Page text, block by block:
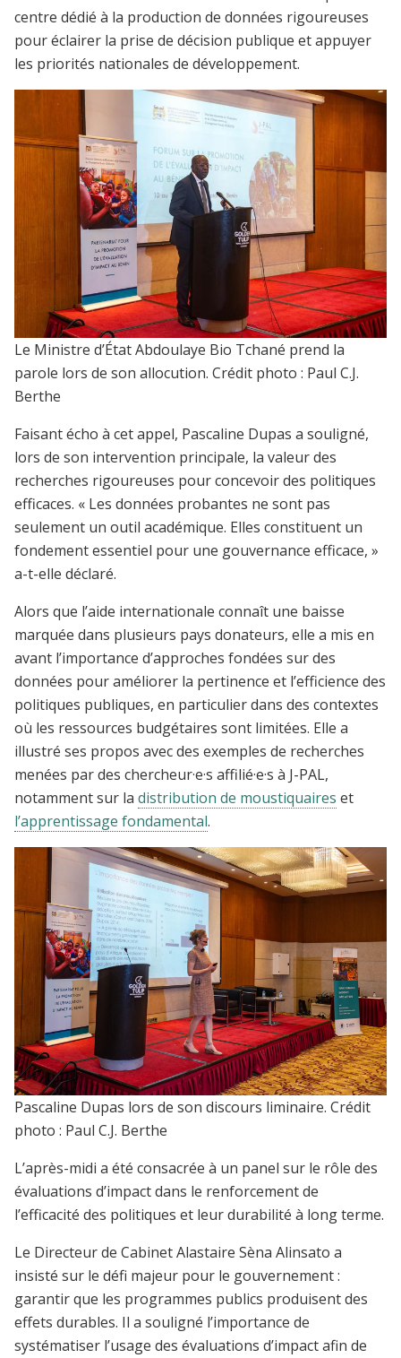
centre dédié à la production de données rigoureuses
pour éclairer la prise de décision publique et appuyer
les priorités nationales de développement.
Le Ministre d’État Abdoulaye Bio Tchané prend la
parole lors de son allocution. Crédit photo : Paul C.J.
Berthe
Faisant écho à cet appel, Pascaline Dupas a souligné,
lors de son intervention principale, la valeur des
recherches rigoureuses pour concevoir des politiques
efficaces. « Les données probantes ne sont pas
seulement un outil académique. Elles constituent un
fondement essentiel pour une gouvernance efficace, »
a-t-elle déclaré.
Alors que l’aide internationale connaît une baisse
marquée dans plusieurs pays donateurs, elle a mis en
avant l’importance d’approches fondées sur des
données pour améliorer la pertinence et l’efficience des
politiques publiques, en particulier dans des contextes
où les ressources budgétaires sont limitées. Elle a
illustré ses propos avec des exemples de recherches
menées par des chercheur·e·s affilié·e·s à J-PAL,
notamment sur la distribution de moustiquaires et
l’apprentissage fondamental.
Pascaline Dupas lors de son discours liminaire. Crédit
photo : Paul C.J. Berthe
L’après-midi a été consacrée à un panel sur le rôle des
évaluations d’impact dans le renforcement de
l’efficacité des politiques et leur durabilité à long terme.
Le Directeur de Cabinet Alastaire Sèna Alinsato a
insisté sur le défi majeur pour le gouvernement :
garantir que les programmes publics produisent des
effets durables. Il a souligné l’importance de
systématiser l’usage des évaluations d’impact afin de